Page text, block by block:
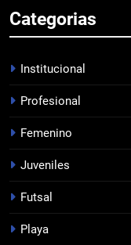
7
8
Categorias
Institucional
Profesional
Femenino
Juveniles
Futsal
Playa